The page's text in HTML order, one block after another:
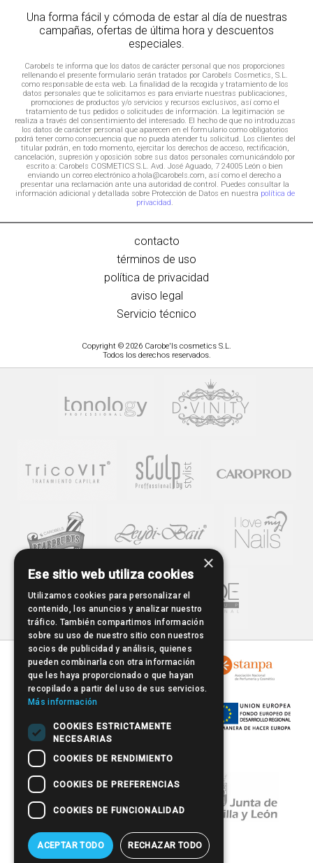
Una forma fácil y cómoda de estar al día de nuestras
campañas, ofertas de última hora y descuentos
especiales.
Carobels te informa que los datos de carácter personal que nos proporciones
rellenando el presente formulario serán tratados por Carobels Cosmetics, S.L.
como responsable de esta web. La finalidad de la recogida y tratamiento de los
datos personales que te solicitamos es para enviarte nuestras publicaciones,
promociones de productos y/o servicios y recursos exclusivos, así como el
tratamiento de tus pedidos o solicitudes de información. La legitimación se
realiza a través del consentimiento del interesado. El hecho de que no introduzcas
los datos de carácter personal que aparecen en el formulario como obligatorios
podrá tener como consecuencia que no pueda atender tu solicitud. Los clientes del
titular podrán, en todo momento, ejercitar los derechos de acceso, rectificación,
cancelación, supresión y oposición sobre sus datos personales comunicándolo por
escrito a: Carobels COSMETICS S.L. Avd. José Aguado, 7 24005 León o bien
enviando un correo electrónico a:hola@carobels.com, así como el derecho a
presentar una reclamación ante una autoridad de control. Puedes consultar la
información adicional y detallada sobre Protección de Datos en nuestra política de
privacidad.
contacto
términos de uso
política de privacidad
aviso legal
Servicio técnico
Copyright © 2026 Carobe'ls cosmetics S.L.
Todos los derechos reservados.
×
Ese sitio web utiliza cookies
Utilizamos cookies para personalizar el
contenido, los anuncios y analizar nuestro
tráfico. También compartimos información
sobre su uso de nuestro sitio con nuestros
socios de publicidad y análisis, quienes
pueden combinarla con otra información
que les haya proporcionado o que hayan
recopilado a partir del uso de sus servicios.
Más información
COOKIES ESTRICTAMENTE
NECESARIAS
COOKIES DE RENDIMIENTO
COOKIES DE PREFERENCIAS
COOKIES DE FUNCIONALIDAD
ACEPTAR TODO RECHAZAR TODO